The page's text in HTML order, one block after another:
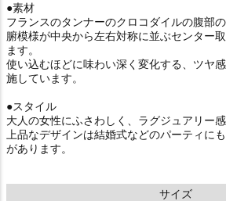
●素材
フランスのタンナーのクロコダイルの腹部の
腑模様が中央から左右対称に並ぶセンター
ます。
使い込むほどに味わい深く変化する、ツヤ
施しています。
●スタイル
大人の女性にふさわしく、ラグジュアリー
上品なデザインは結婚式などのパーティに
があります。
サイズ